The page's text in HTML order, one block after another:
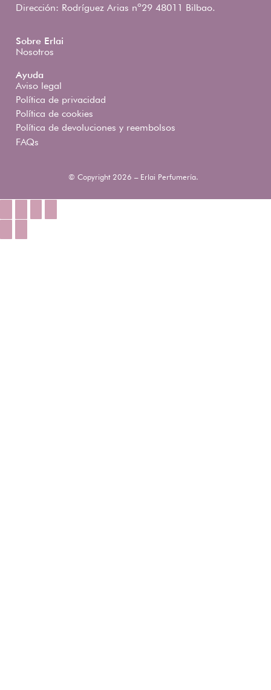
Dirección: Rodríguez Arias nº29 48011 Bilbao.
Sobre Erlai
Nosotros
Ayuda
Aviso legal
Política de privacidad
Política de cookies
Política de devoluciones y reembolsos
FAQs
© Copyright 2026 – Erlai Perfumería.